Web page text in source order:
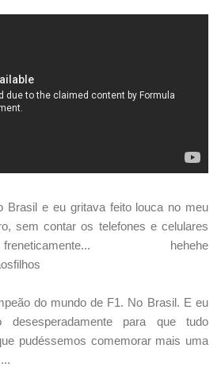
Brasil e eu gritava feito louca no meu
sem contar os telefones e celulares
hehehe
do mundo de F1. No Brasil. E eu
desesperadamente para que tudo
pudéssemos comemorar mais uma